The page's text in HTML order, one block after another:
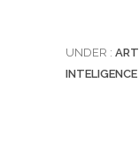
UNDER : ART
INTELIGENCE